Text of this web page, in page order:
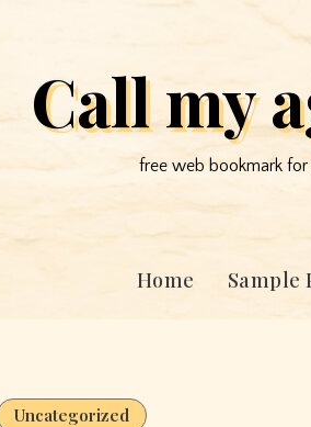
Call my
free web bookmark
Home Sample
Uncategorized